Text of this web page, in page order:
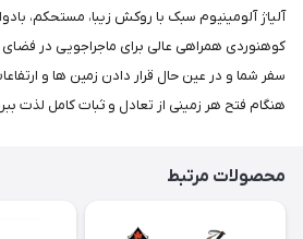
آلیاژ آلومینیوم سبک با روکش زیبا، مستحکم،
کوهنوردی همراهی عالی برای ماجراجویی در فضای
سفر شما و در عین حال قرار دادن زمین ها و
هنگام فتح هر زمینی از تعادل و ثبات کامل لذت
محصولات مرتبط